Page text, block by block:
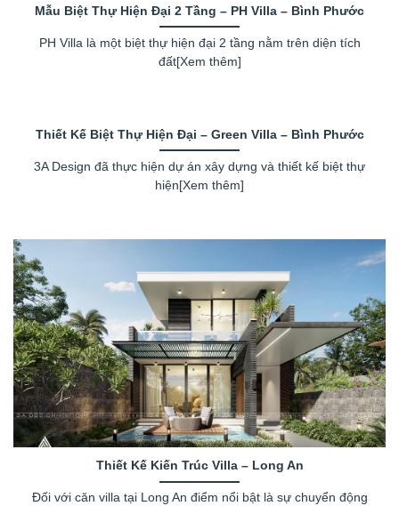
Mẫu Biệt Thự Hiện Đại 2 Tầng – PH Villa – Bình Phước
PH Villa là một biệt thự hiện đại 2 tầng nằm trên diện tích
đất[Xem thêm]
Thiết Kế Biệt Thự Hiện Đại – Green Villa – Bình Phước
3A Design đã thực hiện dự án xây dựng và thiết kế biệt thự
hiện[Xem thêm]
Thiết Kế Kiến Trúc Villa – Long An
Đối với căn villa tại Long An điểm nổi bật là sự chuyển động